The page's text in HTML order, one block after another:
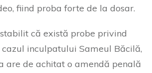
fiind proba forte de la dosar.
că există probe privind
inculpatului Sameul Băcilă,
are de achitat o amendă penală